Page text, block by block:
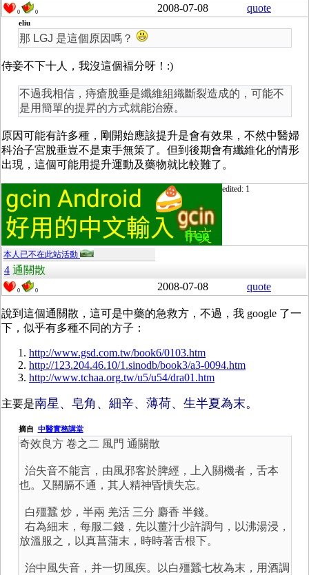
0 0 2008-07-08 quote
eliu
那 LGJ 是這個原因嗎？
侍妾不下十人，我沒這個褔分呀！:)
不過我相信，痔瘡脫垂是纖維組織斷裂造成的，可能不
是用簡單的提昇的方式就能治療。
原因可能有許多種，剛開始應該提升是會有效果，不然中醫婦
科治子宮脫垂豈不是束手無策了。但到後期會有纖維化的情形
出現，這個可能用提升運動及藥物就比較難了。
edited: 1
本人已不在此站活動
4 通關散
0 0 2008-07-08 quote
說到這個通關散，這可是中藥的急救方，不過，我 google 了一
下，似乎有多種不同的方子：
http://www.gsd.com.tw/book6/0103.htm
http://123.204.46.10/1.sinodb/book3/a3-0094.htm
http://www.tchaa.org.tw/u5/u54/dra01.htm
主要是南星、皂角、細辛、薄荷、生半夏為末。
摘自 中醫實務講堂
奇效良方 卷之二 風門 通關散
治失音不能言，由風邪客於脾經，上入關機者，舌本
也。又關膈不通，其人精神昏憒失忘。
白殭蠶 炒，半兩 羌活 三分 麝香 半錢。
右為細末，每服二錢，先以薑汁少許調勻，以沸湯浸，
放溫服之，以真菖蒲末，時時著舌根下。
治中風失音，并一切風疾。以白殭蠶七枚為末，用酒調